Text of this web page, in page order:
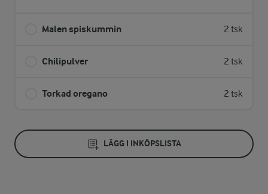
Malen spiskummin 2 tsk
Chilipulver 2 tsk
Torkad oregano 2 tsk
LÄGG I INKÖPSLISTA